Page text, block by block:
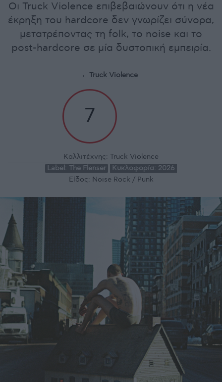
Οι Truck Violence επιβεβαιώνουν ότι η νέα
έκρηξη του hardcore δεν γνωρίζει σύνορα,
μετατρέποντας τη folk, το noise και το
post-hardcore σε μία δυστοπική εμπειρία.
Truck Violence
7
Καλλιτέχνης: Truck Violence
Label: The Flenser Κυκλοφορία: 2026
Είδος: Noise Rock / Punk